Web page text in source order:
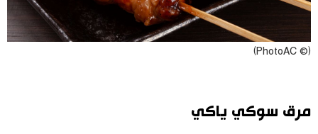
(© PhotoAC)
مرق سوكي ياكي